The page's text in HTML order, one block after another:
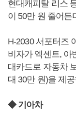
현대캐피탈 리스
이 50만 원 줄어든
H-2030 서포터즈
비자가 엑센트, 아
대카드로 자동차
대 30만 원)을 제
◆ 기아차